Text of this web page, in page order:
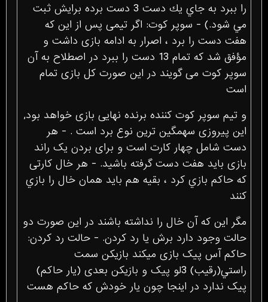
را ببرد به جاي يك دست 3 دست برده برايش ثبت
مي شود.) - سوپر کوت: اگر تیمی پس از این كه
هفت دست را برد ، اصرار به ادامه بازی داشت و
مؤفق شد كه تمام 13 دست را ببرد در اصطلاح به آن
سوپر کوت می گویند در این صورت كل بازی تمام
است
و تیم سوپر کوت كننده برنده نهایی بازی خواهد بود,
این پیروزی سهمگین ترین نوع برد است . - هر
دست شامل چهار کارت است و برای بردن یک راند
بازی باید هفت دست گرفته باشید. - هر خال کارتی
كه حاکم بازي كرد ، بقيه هم بايد همان خال را بازي
كنند
مگر اين که آن خال را نداشته باشند در اين صورت دو
حالت وجود دارد برش یا رد کردن. - حالت رد کردن:
حاکم آس پیک بازی میکند بازيكن سمت
راستي(رقیب) 3لو پیک و بازیکن بعدی (یار حاکم)
پیک ندارد در اینجا چون یار خودش که حاکم هست